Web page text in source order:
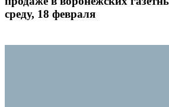
среду, 18 февраля